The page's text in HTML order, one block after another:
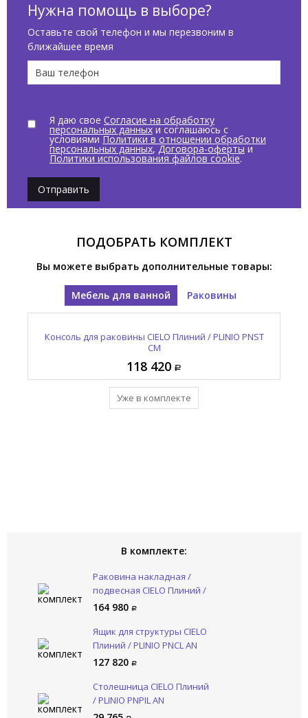
Нужна помощь в выборе?
Оставьте свой телефон и мы перезвоним в
ближайшее время
Я даю свое Согласие на обработку
персональных данныхи соглашаюсь с
условиями Политики в отношении обработки
персональных данных, Договора-оферты и
Политики использования файлов cookie.
Отправить
ПОДОБРАТЬ КОМПЛЕКТ
Вы можете выбрать дополнительные товары:
Мебель для ванной Раковины
Консоль для раковины CIELO Плиний / PLINIO PNST
CM
118 420
Уже в комплекте
Раковина накладная / подвесная CIELO Плиний /
PLINIO PNLA AN
164 980
Уже в комплекте
В комплекте:
Раковина накладная /
подвесная CIELO Плиний /
PLINIO PNLA AN
164 980
Ящик для структуры CIELO
Плиний / PLINIO PNCL AN
127 820
Столешница CIELO Плиний
/ PLINIO PNPIL AN